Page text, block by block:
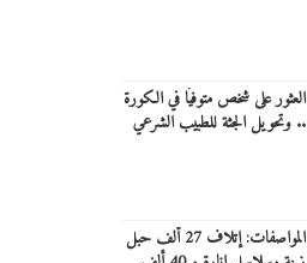
العثور على شخص متوفيًا في الكورة
.. وتحويل الجثة للطبيب الشرعي
المواصفات: إتلاف 27 ألف حبل